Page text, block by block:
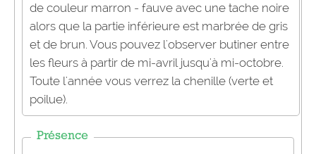
de couleur marron - fauve avec une tache noire
alors que la partie inférieure est marbrée de gris
et de brun. Vous pouvez l'observer butiner entre
les fleurs à partir de mi-avril jusqu'à mi-octobre.
Toute l'année vous verrez la chenille (verte et
poilue).
Présence